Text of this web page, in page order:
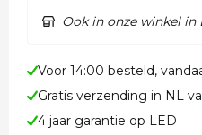
Ook in onze winkel
Voor 14:00 besteld,
Gratis verzending in NL
4 jaar garantie op LED